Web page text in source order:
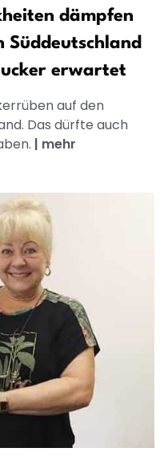
dämpfen
erwartet
auf den
Das dürfte auch
| mehr